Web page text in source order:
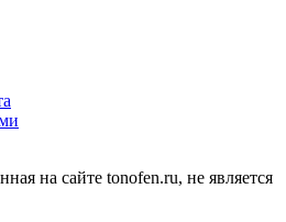
на сайте tonofen.ru, не является